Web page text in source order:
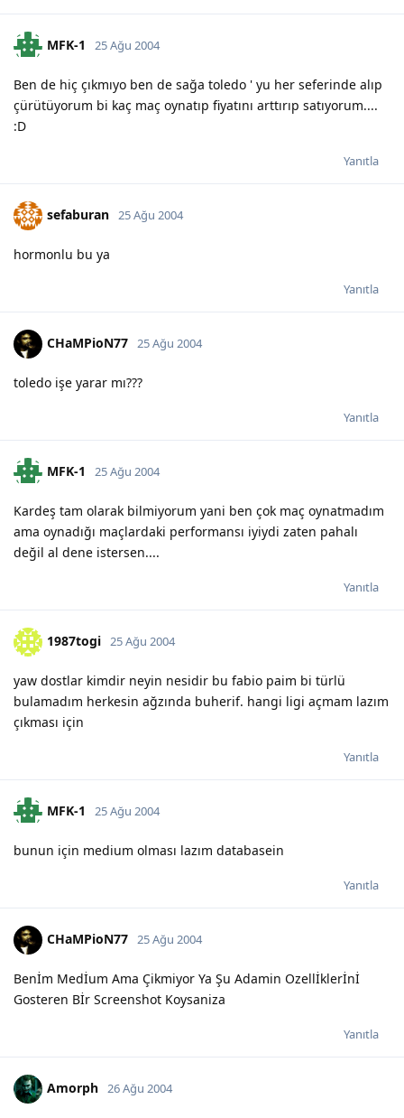
MFK-1 25 Ağu 2004
Ben de hiç çıkmıyo ben de sağa toledo ' yu her seferinde alıp
çürütüyorum bi kaç maç oynatıp fiyatını arttırıp satıyorum....
:D
Yanıtla
sefaburan 25 Ağu 2004
hormonlu bu ya
Yanıtla
CHaMPioN77 25 Ağu 2004
toledo işe yarar mı???
Yanıtla
MFK-1 25 Ağu 2004
Kardeş tam olarak bilmiyorum yani ben çok maç oynatmadım
ama oynadığı maçlardaki performansı iyiydi zaten pahalı
değil al dene istersen....
Yanıtla
1987togi 25 Ağu 2004
yaw dostlar kimdir neyin nesidir bu fabio paim bi türlü
bulamadım herkesin ağzında buherif. hangi ligi açmam lazım
çıkması için
Yanıtla
MFK-1 25 Ağu 2004
bunun için medium olması lazım databasein
Yanıtla
CHaMPioN77 25 Ağu 2004
Benİm Medİum Ama Çikmiyor Ya Şu Adamin Ozellİklerİnİ
Gosteren Bİr Screenshot Koysaniza
Yanıtla
Amorph 26 Ağu 2004